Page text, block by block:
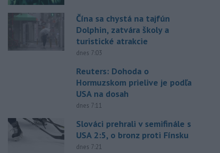
Čína sa chystá na tajfún
Dolphin, zatvára školy a
turistické atrakcie
dnes 7:03
Reuters: Dohoda o
Hormuzskom prielive je podľa
USA na dosah
dnes 7:11
Slováci prehrali v semifinále s
USA 2:5, o bronz proti Fínsku
dnes 7:21